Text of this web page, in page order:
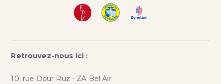
Retrouvez-nous ici :
10, rue Dour Ruz - ZA Bel Air